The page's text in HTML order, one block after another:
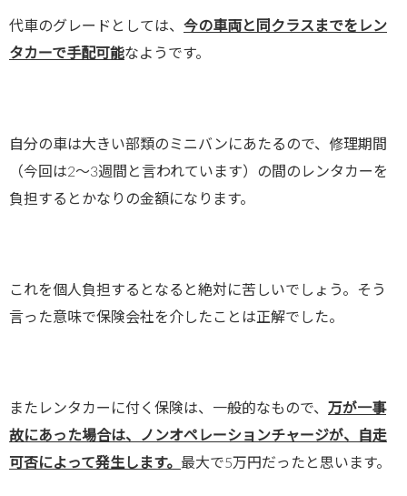
代車のグレードとしては、 今の車両と同クラスまでをレン
タカーで手配可能なようです。
自分の車は大きい部類のミニバンにあたるので、修理期間
（今回は2〜3週間と言われています）の間のレンタカーを
負担するとかなりの金額になります。
これを個人負担するとなると絶対に苦しいでしょう。そう
言った意味で保険会社を介したことは正解でした。
またレンタカーに付く保険は、一般的なもので、 万が一事
故にあった場合は、ノンオペレーションチャージが、自走
可否によって発生します。 最大で5万円だったと思います。